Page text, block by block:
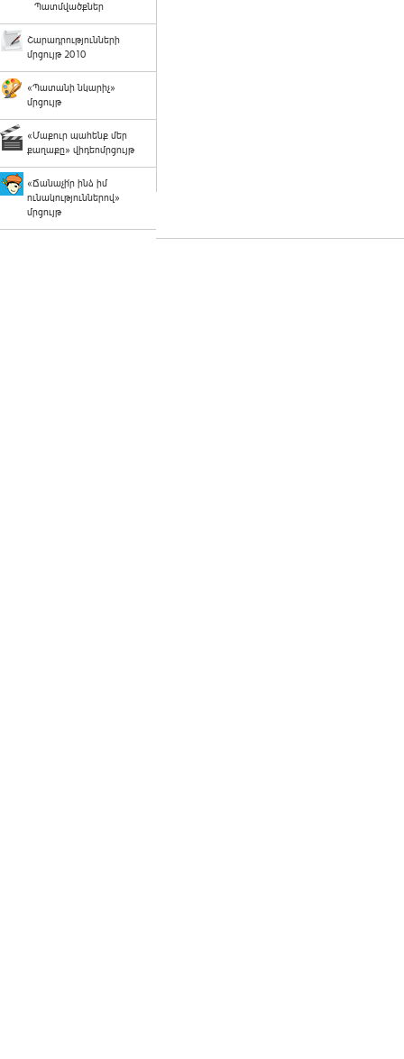
Պատմվածքներ
Շարադրությունների
մրցույթ 2010
«Պատանի նկարիչ»
մրցույթ
«Մաքուր պահենք մեր
քաղաքը» վիդեոմրցույթ
«Ճանաչի՛ր ինձ իմ
ունակություններով»
մրցույթ